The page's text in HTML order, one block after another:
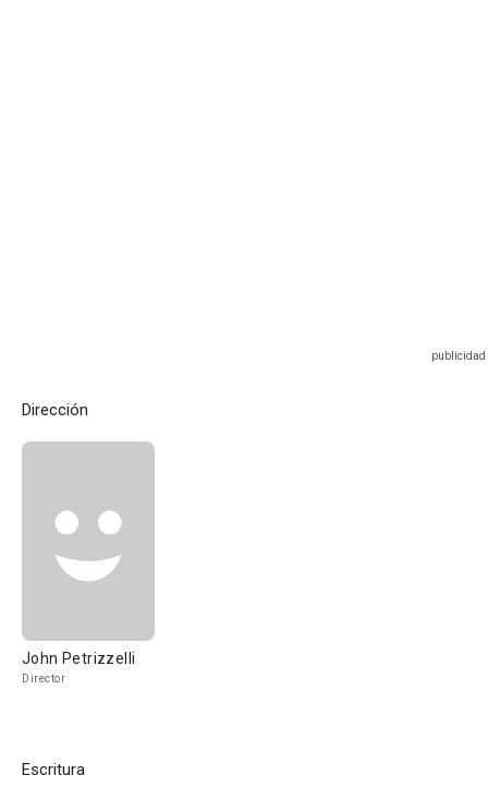
Dirección
John Petrizzelli
Director
Escritura